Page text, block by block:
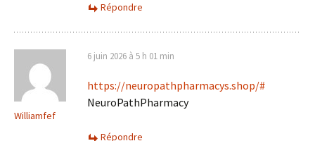
Répondre
Williamfef
6 juin 2026 à 5 h 01 min
https://neuropathpharmacys.shop/#
NeuroPathPharmacy
Répondre